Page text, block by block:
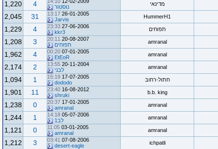
מדינאי
נוסטור
4
1,220
HummerH1
26-01-2005
13:17
Jarvis
31
2,045
תפוחים 27-06-2006
23:33
kkr3
4
1,229
amranal
20-08-2007
20:11
תפוחים
3
1,208
amranal
07-01-2005
00:20
EtEoR
4
1,962
amranal
20-11-2004
13:55
לבני
2
2,174
חתול-רחוב 17-07-2005
15:19
dododo
1
1,094
b.b. king
16-08-2012
23:40
shruki
11
1,901
amranal
17-01-2005
20:37
amranal
0
1,238
amranal
05-07-2006
14:18
לב1
1
1,244
amranal
03-01-2005
11:05
amranal
0
1,121
ichpatli
07-08-2006
03:41
desert-eagle
3
1,212